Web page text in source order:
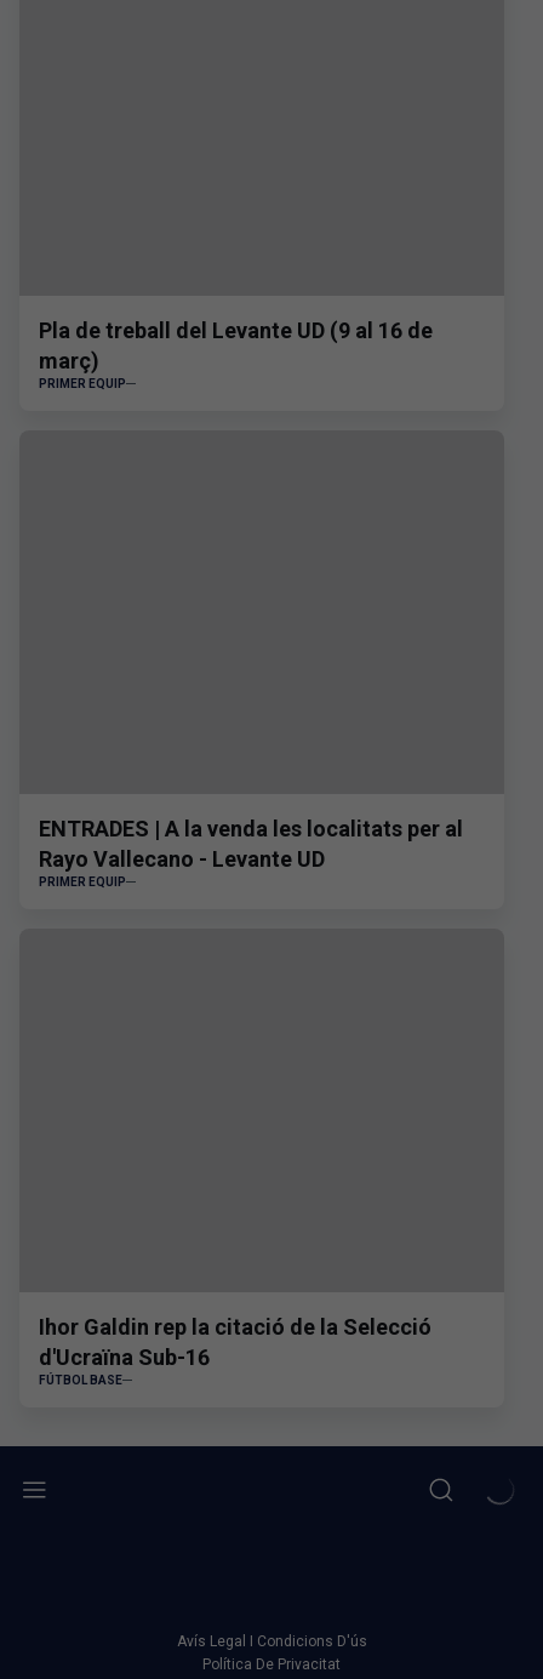
Pla de treball del Levante UD (9 al 16 de
març)
PRIMER EQUIP
ENTRADES | A la venda les localitats per al
Rayo Vallecano - Levante UD
PRIMER EQUIP
Ihor Galdin rep la citació de la Selecció
d'Ucraïna Sub-16
FÚTBOL BASE
Avís Legal I Condicions D'ús
Política De Privacitat